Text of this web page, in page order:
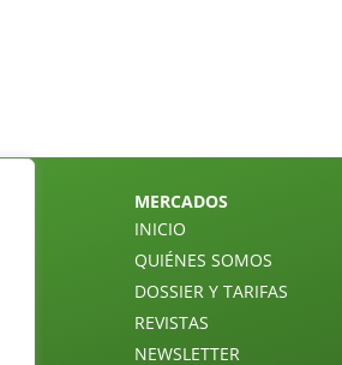
MERCADOS
INICIO
QUIÉNES SOMOS
DOSSIER Y TARIFAS
REVISTAS
NEWSLETTER